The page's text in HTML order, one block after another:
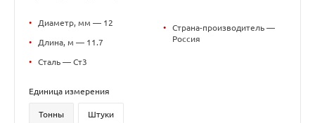
• Диаметр, мм — 12
• Длина, м — 11.7
• Сталь — Ст3
•
Страна-производитель —
Россия
Единица измерения
Тонны Штуки